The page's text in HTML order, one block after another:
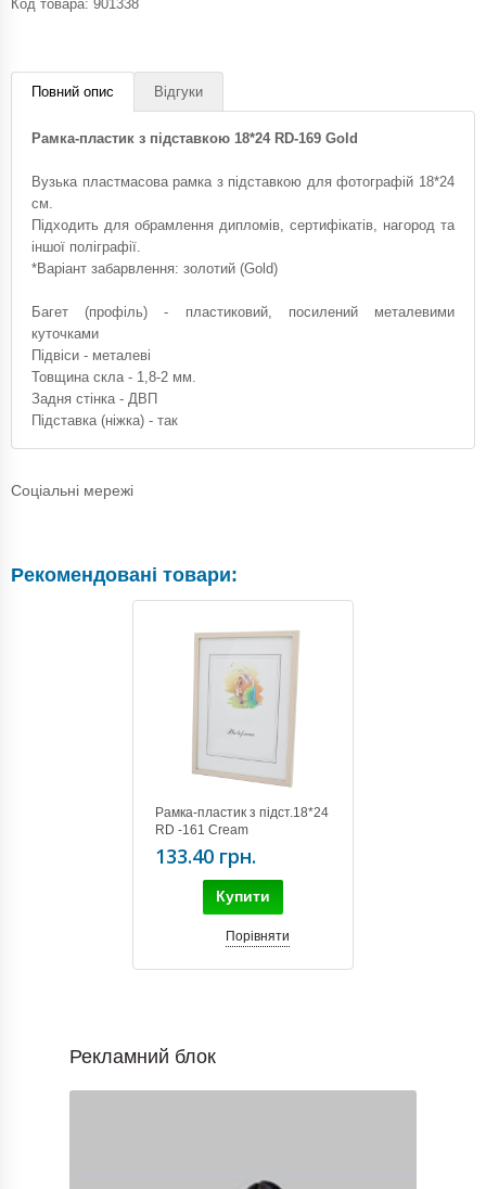
Код товара: 901338
Повний опис Відгуки
Рамка-пластик з підставкою 18*24 RD-169 Gold
Вузька пластмасова рамка з підставкою для фотографій 18*24
см.
Підходить для обрамлення дипломів, сертифікатів, нагород та
іншої поліграфії.
*Варіант забарвлення: золотий (Gold)
Багет (профіль) - пластиковий, посилений металевими
куточками
Підвіси - металеві
Товщина скла - 1,8-2 мм.
Задня стінка - ДВП
Підставка (ніжка) - так
Соціальні мережі
Рекомендовані товари:
Рамка-пластик з підст.18*24
RD -161 Cream
133.40 грн.
Купити
Порівняти
Рекламний блок